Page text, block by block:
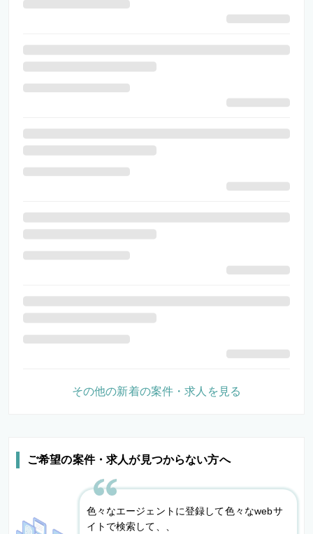
ご希望の案件・求人が見つからない方へ
色々なエージェントに登録して色々なwebサ
イトで検索して、、
その他の新着の案件・求人を見る